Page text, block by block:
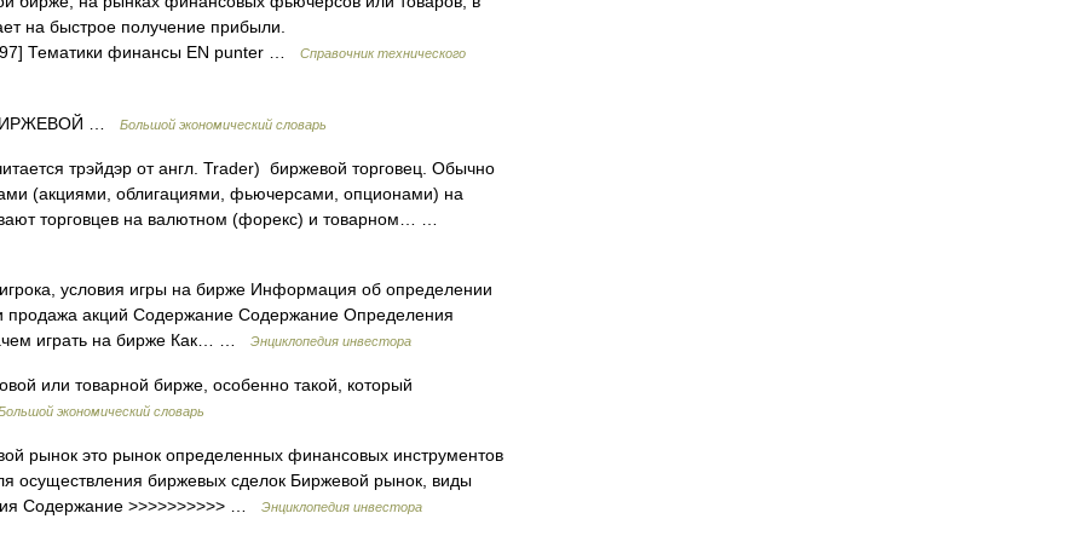
на быстрое получение прибыли.
Тематики финансы EN punter …
Справочник технического
… Большой экономический словарь
трэйдэр от англ. Trader) биржевой торговец. Обычно
(акциями, облигациями, фьючерсами, опционами) на
торговцев на валютном (форекс) и товарном… …
условия игры на бирже Информация об определении
продажа акций Содержание Содержание Определения
играть на бирже Как… …
Энциклопедия инвестора
или товарной бирже, особенно такой, который
экономический словарь
рынок это рынок определенных финансовых инструментов
осуществления биржевых сделок Биржевой рынок, виды
Содержание >>>>>>>>>> …
Энциклопедия инвестора